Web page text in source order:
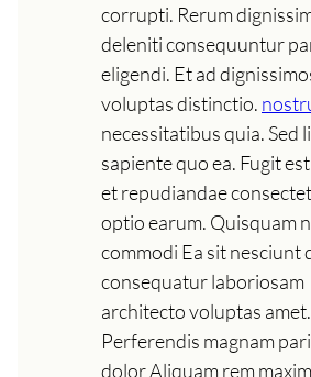
corrupti. Rerum
deleniti consequuntur
eligendi. Et ad
voluptas distinctio.
necessitatibus quia. Sed
sapiente quo ea. Fugit
et repudiandae
optio earum. Quisquam
commodi Ea sit nesciunt
consequatur laboriosam
architecto voluptas amet.
Perferendis magnam
dolor Aliquam rem